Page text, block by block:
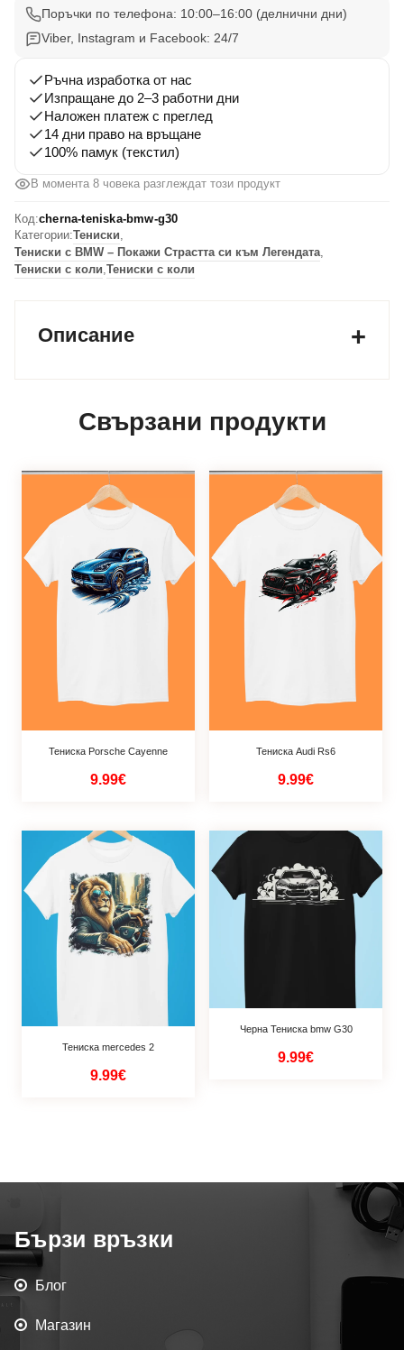
bmw
G30
Поръчки по телефона: 10:00–16:00 (делнични дни)
Viber, Instagram и Facebook: 24/7
Ръчна изработка от нас
Изпращане до 2–3 работни дни
Наложен платеж с преглед
14 дни право на връщане
100% памук (текстил)
В момента 8 човека разглеждат този продукт
Код:cherna-teniska-bmw-g30
Категории:Тениски,
Тениски с BMW – Покажи Страстта си към Легендата,
Тениски с коли,Тениски с коли
Описание
Свързани продукти
Тениска Porsche Cayenne
9.99€
Тениска Audi Rs6
9.99€
Тениска mercedes 2
9.99€
Черна Тениска bmw G30
9.99€
Бързи връзки
Блог
Магазин